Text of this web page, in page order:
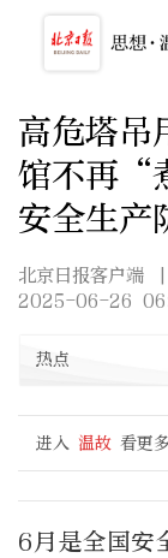
高危塔
馆不再“
安全生产
北京日报客户端
2025-06-26
热点
进入 温故 看更多
6月是全国安